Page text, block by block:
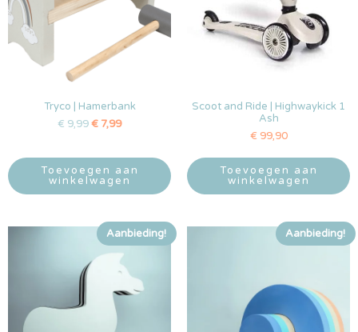
Tryco | Hamerbank
€ 9,99€ 7,99
Toevoegen aan
winkelwagen
Scoot and Ride | Highwaykick 1
Ash
€ 99,90
Toevoegen aan
winkelwagen
Aanbieding! Aanbieding!